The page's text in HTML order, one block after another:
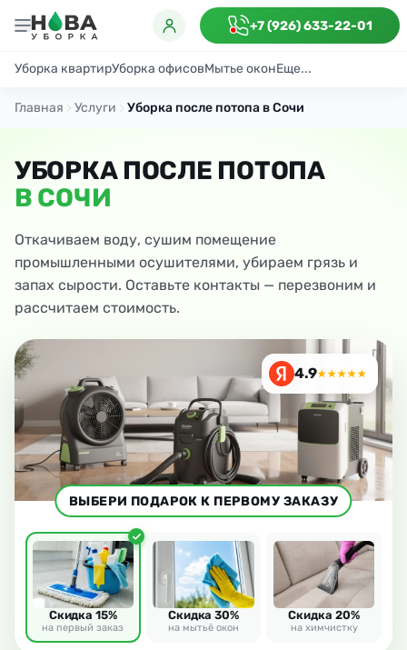
+7 (926) 633-22-01
Уборка квартирУборка офисовМытье оконЕще...
ГенеральнаяПоддерживающаяПосле ремонта
Главная Услуги Уборка после потопа в Сочи
УБОРКА ПОСЛЕ ПОТОПА
В СОЧИ
Откачиваем воду, сушим помещение
промышленными осушителями, убираем грязь и
запах сырости. Оставьте контакты — перезвоним и
рассчитаем стоимость.
4.9★★★★★
ВЫБЕРИ ПОДАРОК К ПЕРВОМУ ЗАКАЗУ
Скидка 15%
на первый заказ
Скидка 30%
на мытьё окон
Скидка 20%
на химчистку